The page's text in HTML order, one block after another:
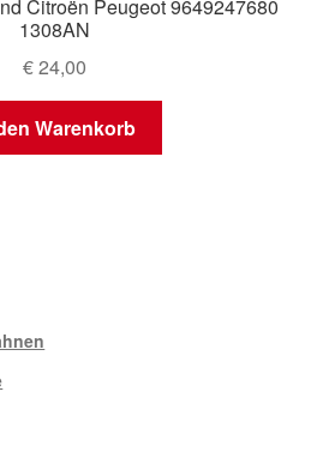
Citroën Peugeot 9649247680
1308AN
€24,00
Warenkorb